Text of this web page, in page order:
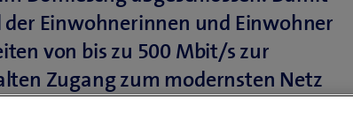
Einwohnerinnen und Einwohner
von bis zu 500 Mbit/s zur
Zugang zum modernsten Netz